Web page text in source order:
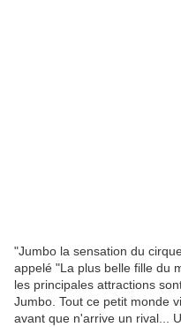
"Jumbo la sensation du
appelé "La plus belle fille du
les principales attractions
Jumbo. Tout ce petit monde
avant que n'arrive un rival...